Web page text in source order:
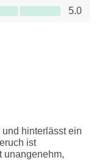
5
5.0
hinterlässt ein
ist
unangenehm,